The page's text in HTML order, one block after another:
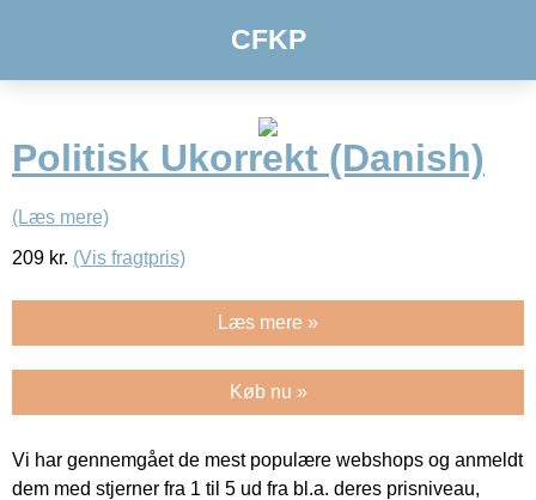
CFKP
Politisk Ukorrekt (Danish)
(Læs mere)
209 kr. (Vis fragtpris)
Læs mere »
Køb nu »
Vi har gennemgået de mest populære webshops og anmeldt
dem med stjerner fra 1 til 5 ud fra bl.a. deres prisniveau,